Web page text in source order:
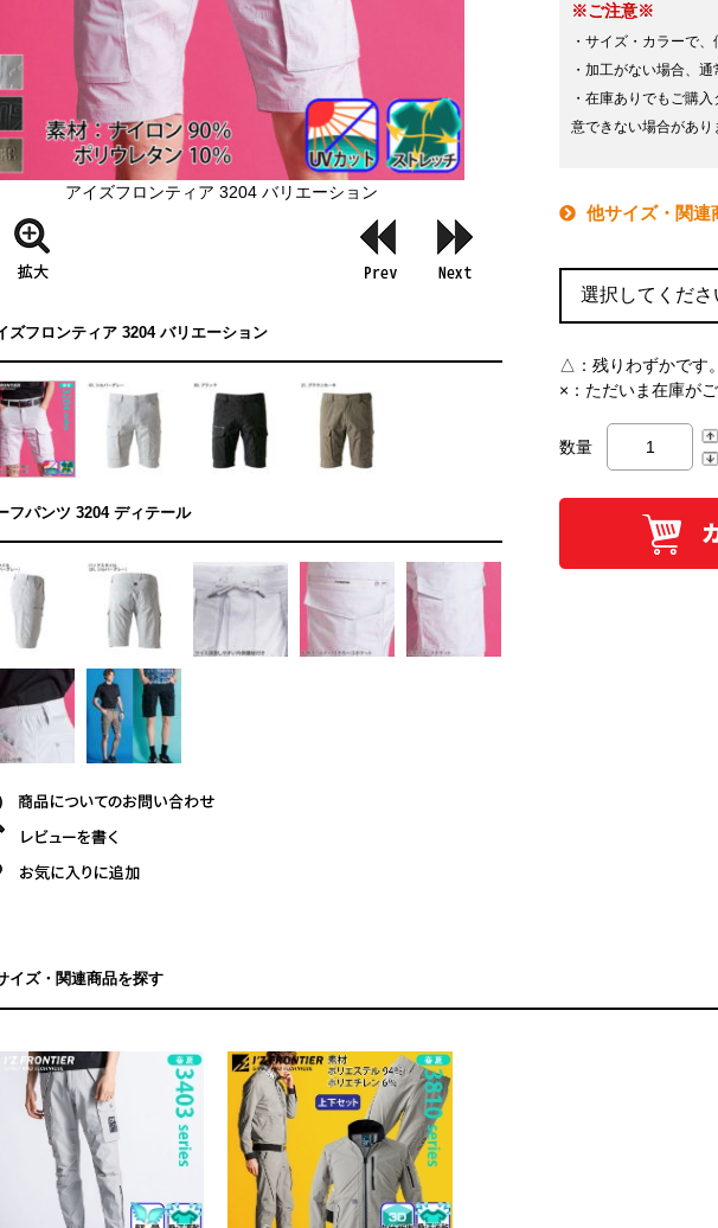
※ご注意※
・サイズ・カラーで
・加工がない場合、
・在庫ありでもご購
意できない場合があり
他サイズ・関連
△： 残りわずかです。
×： ただいま在庫が
数量
アイズフロンティア 3204 バリエーション
ズフロンティア 3204 バリエーション
フパンツ 3204 ディテール
イズ・関連商品を探す